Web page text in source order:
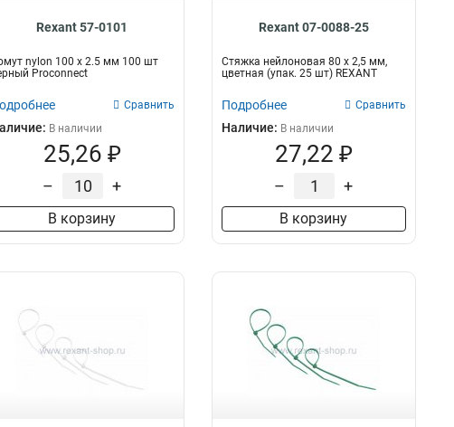
Rexant 57-0101
nylon 100 х 2.5 мм 100 шт
Proconnect
Сравнить
В наличии
25,26 ₽
– +
В корзину
Rexant 07-0088-25
Стяжкa нeйлонoвая 80 x 2,5 мм,
цветная (упак. 25 шт) REXANT
Подробнее Сравнить
Наличие: В наличии
27,22 ₽
– +
В корзину